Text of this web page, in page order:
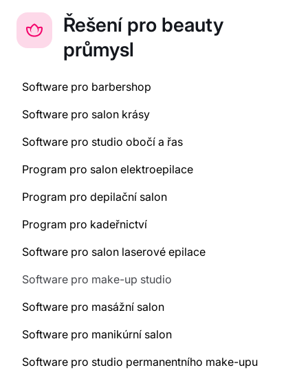
Řešení pro beauty
průmysl
Software pro barbershop
Software pro salon krásy
Software pro studio obočí a řas
Program pro salon elektroepilace
Program pro depilační salon
Program pro kadeřnictví
Software pro salon laserové epilace
Software pro make-up studio
Software pro masážní salon
Software pro manikúrní salon
Software pro studio permanentního make-upu